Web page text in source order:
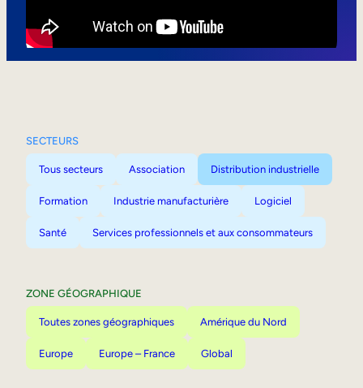
SECTEURS
Tous secteurs Association Distribution industrielle
Formation Industrie manufacturière Logiciel
Santé Services professionnels et aux consommateurs
ZONE GÉOGRAPHIQUE
Toutes zones géographiques Amérique du Nord
Europe Europe – France Global